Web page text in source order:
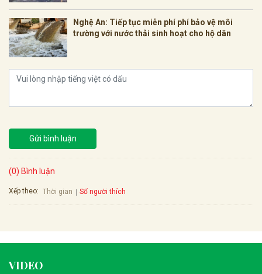
Nghệ An: Tiếp tục miễn phí phí bảo vệ môi
trường với nước thải sinh hoạt cho hộ dân
Gửi bình luận
(0) Bình luận
Xếp theo: Thời gian Số người thích
VIDEO